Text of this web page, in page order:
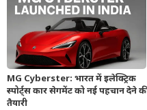
MG Cyberster: भारत में इलेक्ट्रिक
स्पोर्ट्स कार सेगमेंट को नई पहचान देने की
तैयारी